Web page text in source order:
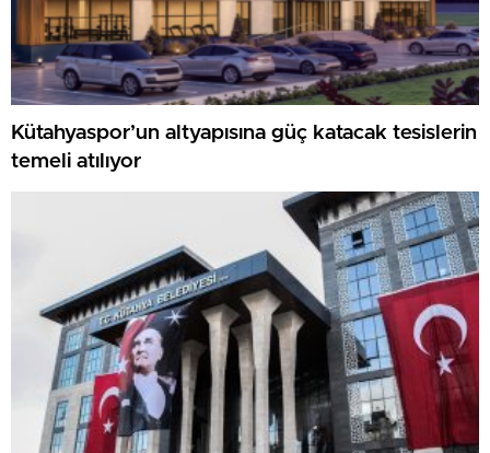
Kütahyaspor’un altyapısına güç katacak tesislerin
temeli atılıyor